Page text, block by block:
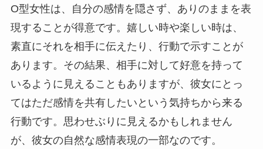
O型女性は、自分の感情を隠さず、ありのままを表
現することが得意です。嬉しい時や楽しい時は、
素直にそれを相手に伝えたり、行動で示すことが
あります。その結果、相手に対して好意を持って
いるように見えることもありますが、彼女にとっ
てはただ感情を共有したいという気持ちから来る
行動です。思わせぶりに見えるかもしれません
が、彼女の自然な感情表現の一部なのです。